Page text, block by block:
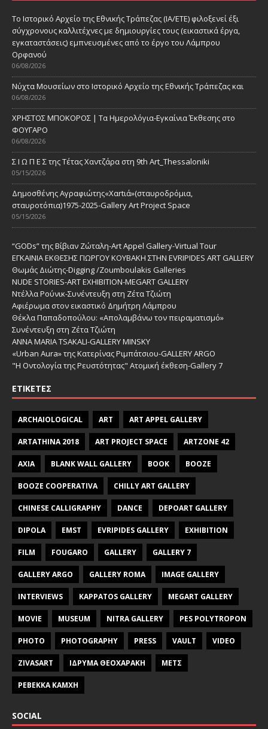
Το Ιστορικό Αρχείο της Εθνικής Τράπεζας (ΙΑ/ΕΤΕ) φιλοξενεί έξι
σύγχρονους καλλιτέχνες με δημιουργίες τους (εικαστικά έργα,
εγκαταστάσεις) εμπνευσμένες από το έργο του Λάμπρου
Ορφανού
06/08/2026
Νύχτα Μουσείων στο Ιστορικό Αρχείο της Εθνικής Τράπεζας και
06/08/2026
ΧΡΗΣΤΟΣ ΜΠΟΚΟΡΟΣ | Τα Ημερολόγια-Εγκαίνια Έκθεσης στο
ΦΟΥΓΑΡΟ
06/08/2026
Σ Ι Ω Π Ε Σ της Τέτας Χαντζάρα στη 9th Art_Thessaloniki
05/15/2026
Δημοσθένης Αγραφιώτης«Xαrtιά»(σταυροδρόμια,
σταυροτόπια)1975-2025-Gallery Art Project Space
05/15/2026
“GODs” της Βίβιαν Ζώταλη-Art Appel Gallery-Virtual Tour
ΕΓΚΑΙΝΙΑ ΕΚΘΕΣΗΣ ΓΙΩΡΓΟΥ ΚΟΥΒΑΚΗ ΣΤΗΝ EVRIPIDES ART GALLERY
Θωμάς Διώτης-Digging /Zoumboulakis Galleries
NUDE STORIES-ΑRT EXHIBITION-MEGART GALLERY
Ντέλλα Ρούνικ-Συνέντευξη στη Ζέτα Τζιώτη
Αφιέρωμα στον εικαστικό Δημήτρη Λάμπρου
Θέκλα Παπαδοπούλου: «Απολαμβάνω τον πειραματισμό»
Συνέντευξη στη Ζέτα Τζιώτη
ANNA MARIA TSAKALI-GALLERY MINSKY
«Urban Aura» της Κατερίνας Ριμπάτσιου-GALLERY ARGO
"Η Οντολογία της Ρευστότητας" Ατομική έκθεση-Gallery 7
ΕΤΙΚΈΤΕΣ
ARCHAIOLOGICAL ART ART APPEL GALLERY
ARTATHINA 2018 ART PROJECT SPACE ARTZONE 42
AXIA BLANK WALL GALLERY BOOK BOOZE
BOOZE COOPERATIVA CHILLY ART GALLERY
CHINESE CALLIGRAPHY DANCE DEPOART GALLERY
DIPOLA EMST EVRIPIDES GALLERY EXHIBITION
FILM FOUGARO GALLERY GALLERY 7
GALLERY ARGO GALLERY ROMA IMAGE GALLERY
INTERVIEWS KAPPATOS GALLERY MEGART GALLERY
MOVIE MUSEUM NITRA GALLERY PES POLYTROPON
PHOTO PHOTOGRAPHY PRESS VAULT VIDEO
ZIVASART ΙΔΡΥΜΑ ΘΕΟΧΑΡΑΚΗ ΜΕΤΣ
ΡΕΒΕΚΚΑ ΚΑΜΧΗ
SOCIAL